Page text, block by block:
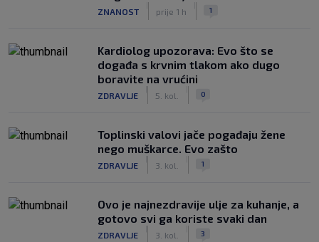
ZNANOST prije 1 h 1
Kardiolog upozorava: Evo što se
događa s krvnim tlakom ako dugo
boravite na vrućini
ZDRAVLJE 5. kol. 0
Toplinski valovi jače pogađaju žene
nego muškarce. Evo zašto
ZDRAVLJE 3. kol. 1
Ovo je najnezdravije ulje za kuhanje, a
gotovo svi ga koriste svaki dan
ZDRAVLJE 3. kol. 3